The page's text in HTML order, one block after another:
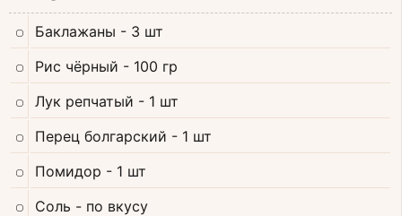
Баклажаны - 3 шт
Рис чёрный - 100 гр
Лук репчатый - 1 шт
Перец болгарский - 1 шт
Помидор - 1 шт
Соль - по вкусу